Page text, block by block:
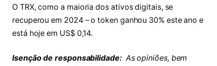
O TRX, como a maioria dos ativos digitais, se
recuperou em 2024 – o token ganhou 30% este ano e
está hoje em US$ 0,14.
Isenção de responsabilidade:As opiniões, bem